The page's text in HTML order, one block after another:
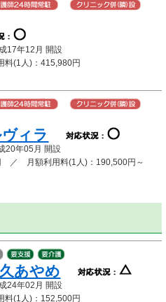
年12月 開設
(1人)：415,980円
ィラ
年05月 開設
／ 月額利用料(1人)：190,500円～
あやめ
年02月 開設
(1人)：152,500円